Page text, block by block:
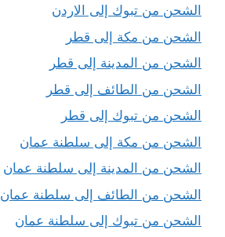
الشحن من تبوك إلى الاردن
الشحن من مكة إلى قطر
الشحن من المدينة إلى قطر
الشحن من الطائف إلى قطر
الشحن من تبوك إلى قطر
الشحن من مكة إلى سلطنة عمان
الشحن من المدينة إلى سلطنة عمان
الشحن من الطائف إلى سلطنة عمان
الشحن من تبوك إلى سلطنة عمان